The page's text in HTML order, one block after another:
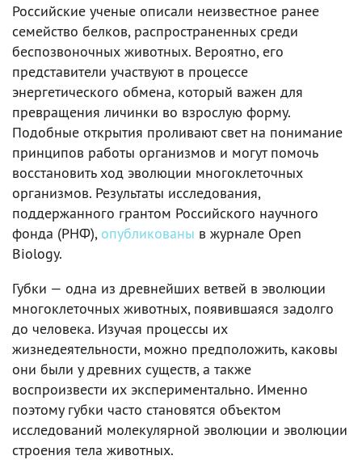
Российские ученые описали неизвестное ранее
семейство белков, распространенных среди
беспозвоночных животных. Вероятно, его
представители участвуют в процессе
энергетического обмена, который важен для
превращения личинки во взрослую форму.
Подобные открытия проливают свет на понимание
принципов работы организмов и могут помочь
восстановить ход эволюции многоклеточных
организмов. Результаты исследования,
поддержанного грантом Российского научного
фонда (РНФ), опубликованы в журнале Open
Biology.
Губки — одна из древнейших ветвей в эволюции
многоклеточных животных, появившаяся задолго
до человека. Изучая процессы их
жизнедеятельности, можно предположить, каковы
они были у древних существ, а также
воспроизвести их экспериментально. Именно
поэтому губки часто становятся объектом
исследований молекулярной эволюции и эволюции
строения тела животных.